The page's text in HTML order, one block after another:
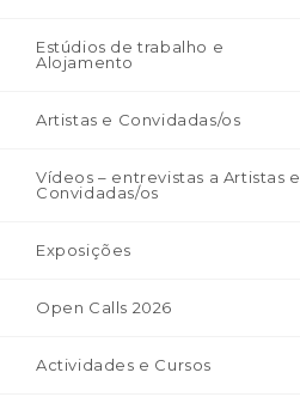
Estúdios de trabalho e
Alojamento
Artistas e Convidadas/os
Vídeos – entrevistas a Artistas e
Convidadas/os
Exposições
Open Calls 2026
Actividades e Cursos